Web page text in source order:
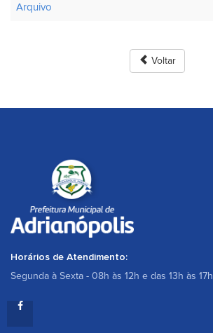
Arquivo
Voltar
Horários de Atendimento:
Segunda à Sexta - 08h às 12h e das 13h às 17h